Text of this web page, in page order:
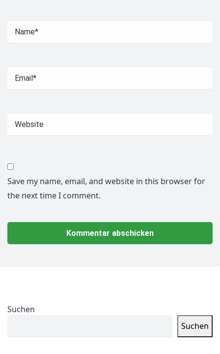
Save my name, email, and website in this browser for
the next time I comment.
Suchen
Suchen